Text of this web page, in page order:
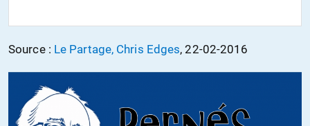
DON
Source : Le Partage, Chris Edges, 22-02-2016